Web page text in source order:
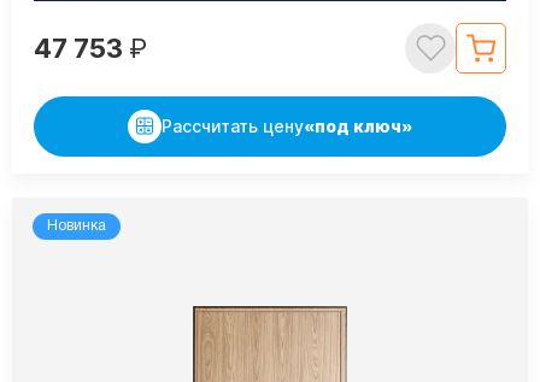
47 753 ₽
Рассчитать цену«под ключ»
Новинка